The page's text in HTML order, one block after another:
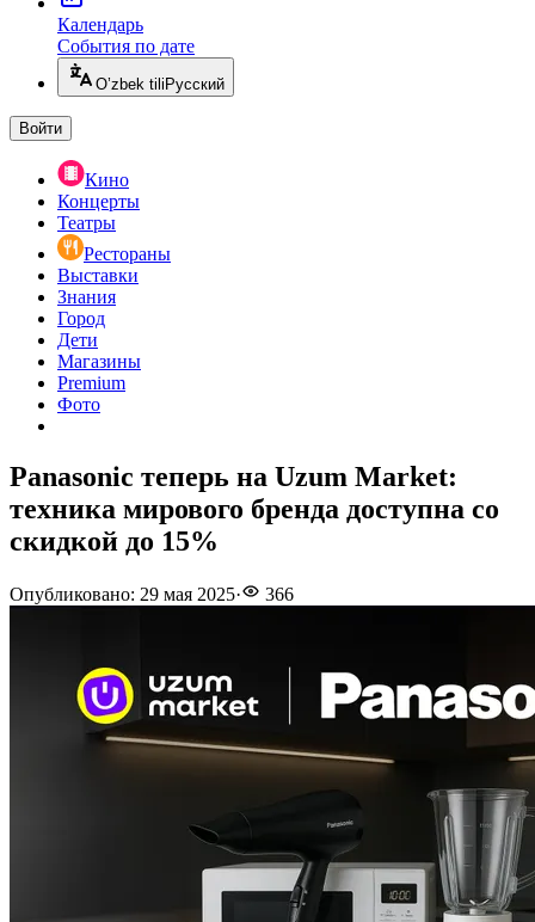
Календарь
События по дате
O’zbek tili Русский
Войти
Кино
Концерты
Театры
Рестораны
Выставки
Знания
Город
Дети
Магазины
Premium
Фото
Panasonic теперь на Uzum Market:
техника мирового бренда доступна со
скидкой до 15%
Опубликовано: 29 мая 2025· 366